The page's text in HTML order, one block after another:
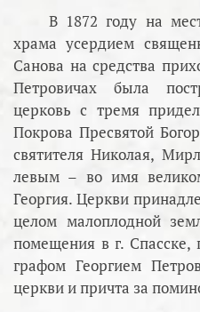
В 1872 году на
храма усердием
Санова на средства
Петровичах была
церковь с тремя
Покрова Пресвятой
святителя Николая,
левым – во имя
Георгия. Церкви
целом малоплодной
помещения в г. Спасске,
графом Георгием
церкви и причта за